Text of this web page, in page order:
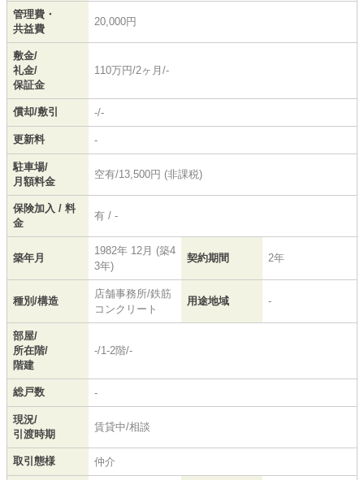
管理費・
共益費
20,000円
敷金/
礼金/
保証金
110万円/2ヶ月/-
償却/敷引 -/-
更新料 -
駐車場/
月額料金
空有/13,500円 (非課税)
保険加入 / 料
金
有 / -
築年月
1982年 12月 (築4
3年)
契約期間 2年
種別/構造
店舗事務所/鉄筋
コンクリート
用途地域 -
部屋/
所在階/
階建
-/1-2階/-
総戸数 -
現況/
引渡時期
賃貸中/相談
取引態様 仲介